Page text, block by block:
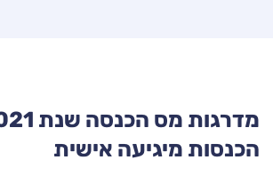
הכנסות מיגיעה אישית